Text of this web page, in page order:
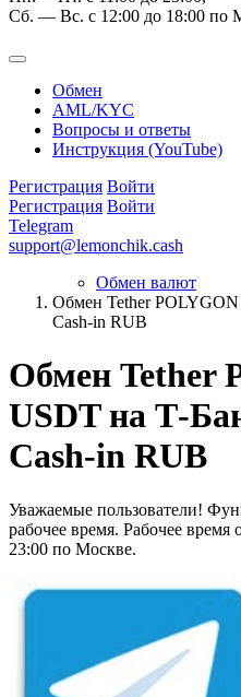
Сб. — Вс. с 12:00 до 18:00 по
Обмен
AML/KYC
Вопросы и ответы
Инструкция (YouTube)
Регистрация Войти
Регистрация Войти
Telegram
support@lemonchik.cash
Обмен валют
Обмен Tether
Cash-in RUB
Обмен Tether
USDT на Т-
Cash-in RUB
Уважаемые пользователи!
рабочее время. Рабочее
23:00 по Москве.